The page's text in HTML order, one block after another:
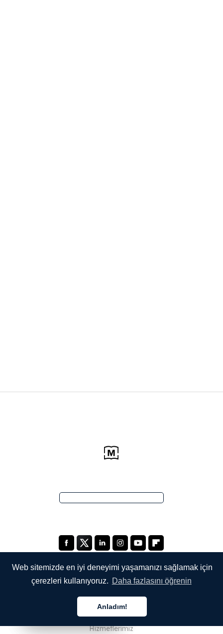
Web sitemizde en iyi deneyimi yaşamanızı sağlamak için
çerezleri kullanıyoruz. Daha fazlasını öğrenin
Anladım!
Hakkımızda
Hizmetlerimiz
Türkçe
Türkçe
Türkçe